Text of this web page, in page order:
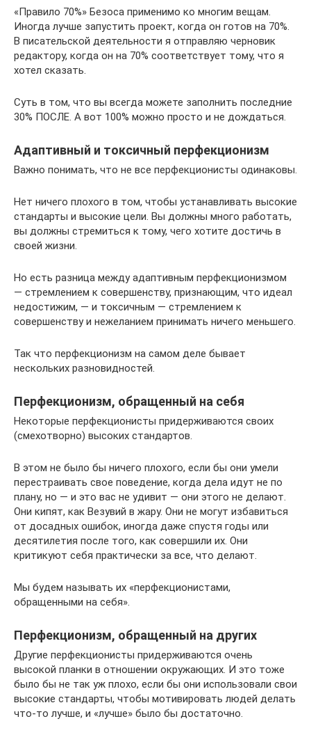
«Правило 70%» Безоса применимо ко многим вещам.
Иногда лучше запустить проект, когда он готов на 70%.
В писательской деятельности я отправляю черновик
редактору, когда он на 70% соответствует тому, что я
хотел сказать.
Суть в том, что вы всегда можете заполнить последние
30% ПОСЛЕ. А вот 100% можно просто и не дождаться.
Адаптивный и токсичный перфекционизм
Важно понимать, что не все перфекционисты одинаковы.
Нет ничего плохого в том, чтобы устанавливать высокие
стандарты и высокие цели. Вы должны много работать,
вы должны стремиться к тому, чего хотите достичь в
своей жизни.
Но есть разница между адаптивным перфекционизмом
— стремлением к совершенству, признающим, что идеал
недостижим, — и токсичным — стремлением к
совершенству и нежеланием принимать ничего меньшего.
Так что перфекционизм на самом деле бывает
нескольких разновидностей.
Перфекционизм, обращенный на себя
Некоторые перфекционисты придерживаются своих
(смехотворно) высоких стандартов.
В этом не было бы ничего плохого, если бы они умели
перестраивать свое поведение, когда дела идут не по
плану, но — и это вас не удивит — они этого не делают.
Они кипят, как Везувий в жару. Они не могут избавиться
от досадных ошибок, иногда даже спустя годы или
десятилетия после того, как совершили их. Они
критикуют себя практически за все, что делают.
Мы будем называть их «перфекционистами,
обращенными на себя».
Перфекционизм, обращенный на других
Другие перфекционисты придерживаются очень
высокой планки в отношении окружающих. И это тоже
было бы не так уж плохо, если бы они использовали свои
высокие стандарты, чтобы мотивировать людей делать
что-то лучше, и «лучше» было бы достаточно.